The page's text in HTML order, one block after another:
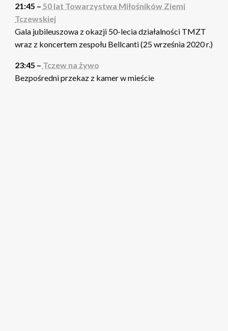
21:45 – 50 lat Towarzystwa Miłośników Ziemi
Tczewskiej
Gala jubileuszowa z okazji 50-lecia działalności TMZT
wraz z koncertem zespołu Bellcanti (25 września 2020 r.)
23:45 – Tczew na żywo
Bezpośredni przekaz z kamer w mieście